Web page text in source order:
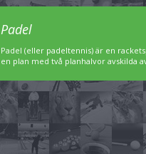
Padel
Padel (eller padeltennis) är en
en plan med två planhalvor avskilda